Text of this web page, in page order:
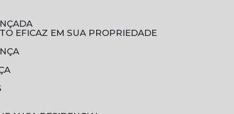
EFICAZ EM SUA PROPRIEDADE